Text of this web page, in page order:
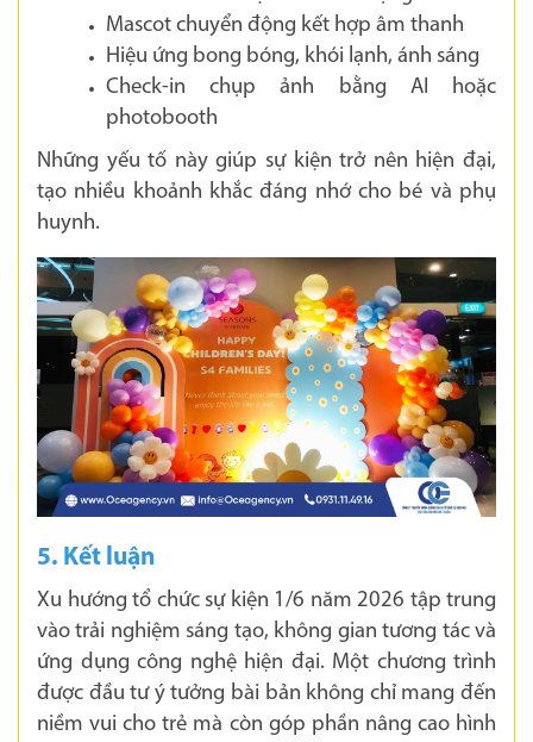
Mascot chuyển động kết hợp âm thanh
Hiệu ứng bong bóng, khói lạnh, ánh sáng
Check-in chụp ảnh bằng AI hoặc
photobooth
Những yếu tố này giúp sự kiện trở nên hiện đại,
tạo nhiều khoảnh khắc đáng nhớ cho bé và phụ
huynh.
5. Kết luận
Xu hướng tổ chức sự kiện 1/6 năm 2026 tập trung
vào trải nghiệm sáng tạo, không gian tương tác và
ứng dụng công nghệ hiện đại. Một chương trình
được đầu tư ý tưởng bài bản không chỉ mang đến
niềm vui cho trẻ mà còn góp phần nâng cao hình